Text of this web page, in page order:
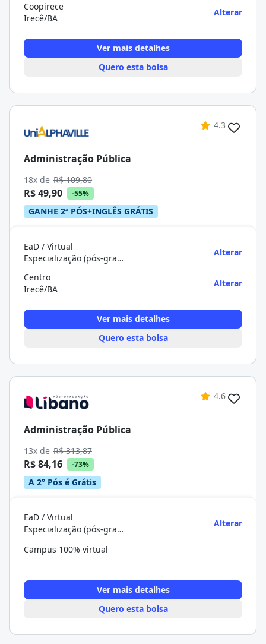
Coopirece
Irecê/BA
Alterar
Ver mais detalhes
Quero esta bolsa
4.3
Administração Pública
18x de R$ 109,80
R$ 49,90 -55%
GANHE 2ª PÓS+INGLÊS GRÁTIS
EaD / Virtual
Especialização (pós-graduação)
Alterar
Centro
Irecê/BA
Alterar
Ver mais detalhes
Quero esta bolsa
4.6
Administração Pública
13x de R$ 313,87
R$ 84,16 -73%
A 2° Pós é Grátis
EaD / Virtual
Especialização (pós-graduação)
Alterar
Campus 100% virtual
Ver mais detalhes
Quero esta bolsa